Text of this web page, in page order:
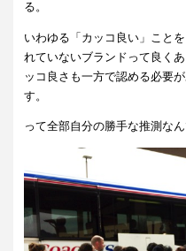
る。
いわゆる「カッコ良い」こと
れていないブランドって良く
ッコ良さも一方で認める必要
す。
って全部自分の勝手な推測なん